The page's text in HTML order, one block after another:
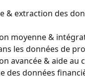
& extraction des
moyenne &
les données de
avancée & aide au
des données